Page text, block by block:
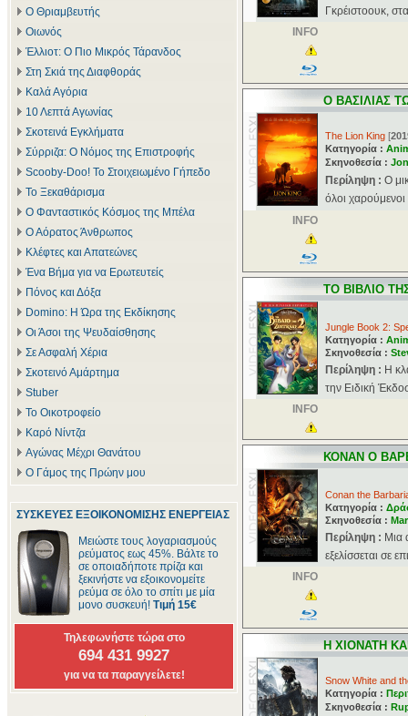
Ο Θριαμβευτής
Οιωνός
Έλλιοτ: Ο Πιο Μικρός Τάρανδος
Στη Σκιά της Διαφθοράς
Καλά Αγόρια
10 Λεπτά Αγωνίας
Σκοτεινά Εγκλήματα
Σύρριζα: Ο Νόμος της Επιστροφής
Scooby-Doo! Το Στοιχειωμένο Γήπεδο
Το Ξεκαθάρισμα
Ο Φανταστικός Κόσμος της Μπέλα
Ο Αόρατος Άνθρωπος
Κλέφτες και Απατεώνες
Ένα Βήμα για να Ερωτευτείς
Πόνος και Δόξα
Domino: Η Ώρα της Εκδίκησης
Οι Άσοι της Ψευδαίσθησης
Σε Ασφαλή Χέρια
Σκοτεινό Αμάρτημα
Stuber
Το Οικοτροφείο
Καρό Νίντζα
Αγώνας Μέχρι Θανάτου
Ο Γάμος της Πρώην μου
ΣΥΣΚΕΥΕΣ ΕΞΟΙΚΟΝΟΜΙΣΗΣ ΕΝΕΡΓΕΙΑΣ
Μειώστε τους λογαριασμούς
ρεύματος εως 45%. Βάλτε το
σε οποιαδήποτε πρίζα και
ξεκινήστε να εξοικονομείτε
ρεύμα σε όλο το σπίτι με μία
μονο συσκευή! Τιμή 15€
Τηλεφωνήστε τώρα στο
694 431 9927
για να τα παραγγείλετε!
Γκρέιστοουκ,
INFO
Ο ΒΑΣΙΛΙΑΣ
The Lion King [
Κατηγορία :
Σκηνοθεσία :
Περίληψη : Ο
όλοι
INFO
ΤΟ ΒΙΒΛΙΟ
Jungle Book 2:
Κατηγορία :
Σκηνοθεσία :
Περίληψη : Η
την Ειδική
INFO
ΚΟΝΑΝ Ο
Conan the
Κατηγορία :
Σκηνοθεσία :
Περίληψη : Μια
εξελίσσεται σε
INFO
Η ΧΙΟΝΑΤΗ
Snow White and
Κατηγορία :
Σκηνοθεσία :